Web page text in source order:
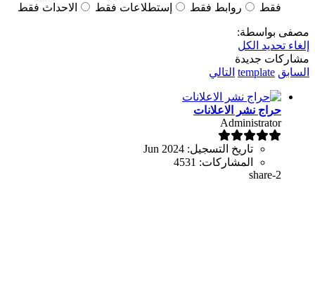
فقط
روابط فقط إستطلاعات فقط الاحداث فقط
مصفى بواسطة:
إلغاء تحديد الكل
مشاركات جديدة
السابق template التالي
حراج نشر الاعلانات
Administrator
تاريخ التسجيل: Jun 2024
المشاركات: 4531
share-2